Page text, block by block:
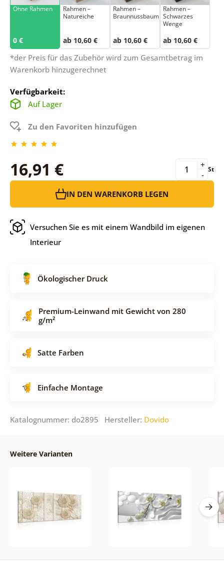
Ohne Rahmen
0 €
Rahmen –
Natureiche
ab 10,60 €
Rahmen –
Braunnussbaum
ab 10,60 €
Rahmen –
Schwarzes
Wenge
ab 10,60 €
*der Preis für das Zubehör wird zum Gesamtbetrag im
Warenkorb hinzugerechnet
Verfügbarkeit:
Auf Lager
Zu den Favoriten hinzufügen
16,91 € -
+ St
IN DEN WARENKORB LEGEN
Versuchen Sie es mit einem Wandbild im eigenen
Interieur
Ökologischer Druck
Premium-Leinwand mit Gewicht von 280
g/m²
Satte Farben
Einfache Montage
Katalognummer: do2895 Hersteller: Dovido
Weitere Varianten